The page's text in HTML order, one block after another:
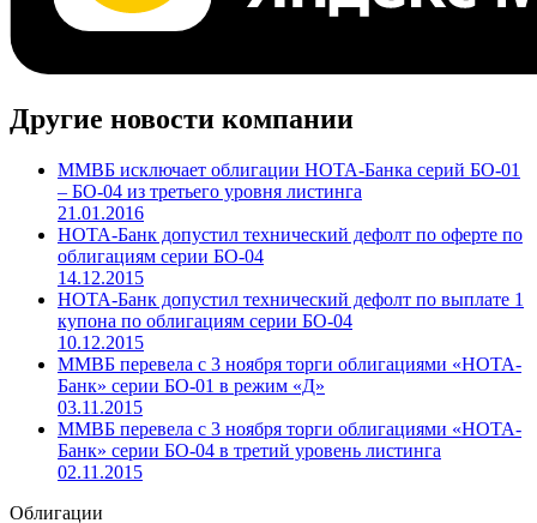
Другие новости компании
ММВБ исключает облигации НОТА-Банка серий БО-01
– БО-04 из третьего уровня листинга
21.01.2016
НОТА-Банк допустил технический дефолт по оферте по
облигациям серии БО-04
14.12.2015
НОТА-Банк допустил технический дефолт по выплате 1
купона по облигациям серии БО-04
10.12.2015
ММВБ перевела c 3 ноября торги облигациями «НОТА-
Банк» серии БО-01 в режим «Д»
ММВБ перевела с 3 ноября торги облигациями «НОТА-